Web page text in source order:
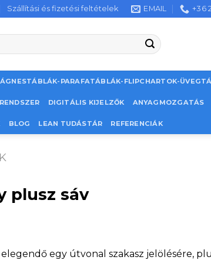
Szállítási és fizetési feltételek EMAIL +36
PARAFATÁBLÁK-FLIPCHARTOK-
DIGITÁLIS KIJELZŐK ANYAGMOZGATÁS
BLOG LEAN TUDÁSTÁR REFERENCIÁK
plusz sáv
egy útvonal szakasz jelölésére,